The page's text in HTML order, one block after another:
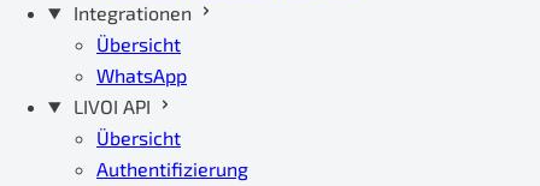
Integrationen
Übersicht
WhatsApp
LIVOI API
Übersicht
Authentifizierung